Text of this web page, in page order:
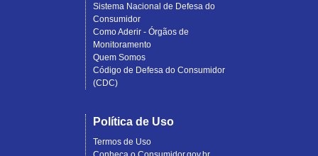
Sistema Nacional de Defesa do
Consumidor
Como Aderir - Órgãos de
Monitoramento
Quem Somos
Código de Defesa do Consumidor
(CDC)
Política de Uso
Termos de Uso